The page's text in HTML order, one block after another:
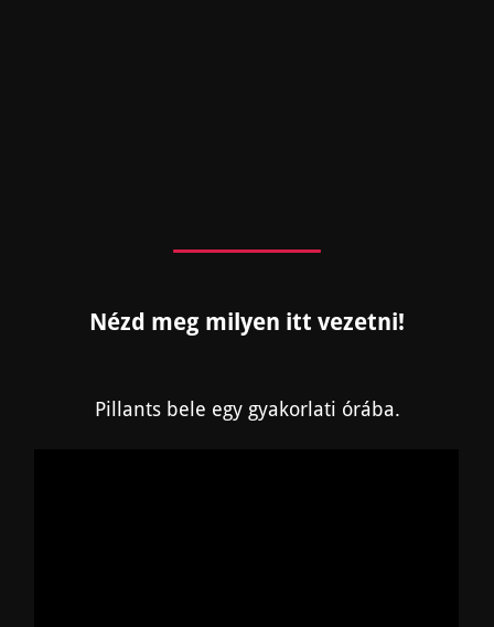
Nézd meg milyen itt vezetni!
Pillants bele egy gyakorlati órába.